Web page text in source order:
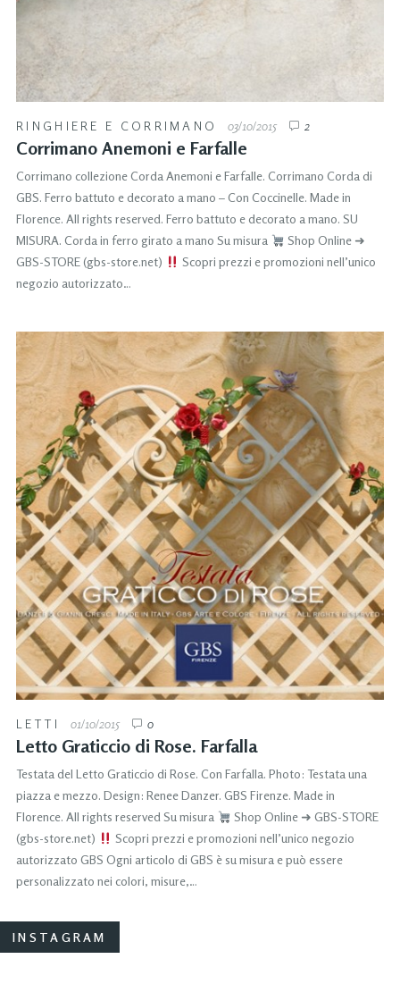
RINGHIERE E CORRIMANO 03/10/2015 2
Corrimano Anemoni e Farfalle
Corrimano collezione Corda Anemoni e Farfalle. Corrimano Corda di
GBS. Ferro battuto e decorato a mano – Con Coccinelle. Made in
Florence. All rights reserved. Ferro battuto e decorato a mano. SU
MISURA. Corda in ferro girato a mano Su misura
Shop Online ➜
GBS-STORE (gbs-store.net)
Scopri prezzi e promozioni nell’unico
negozio autorizzato…
LETTI 01/10/2015 0
Letto Graticcio di Rose. Farfalla
Testata del Letto Graticcio di Rose. Con Farfalla. Photo: Testata una
piazza e mezzo. Design: Renee Danzer. GBS Firenze. Made in
Florence. All rights reserved Su misura
Shop Online ➜ GBS-STORE
(gbs-store.net)
Scopri prezzi e promozioni nell’unico negozio
autorizzato GBS Ogni articolo di GBS è su misura e può essere
personalizzato nei colori, misure,…
INSTAGRAM